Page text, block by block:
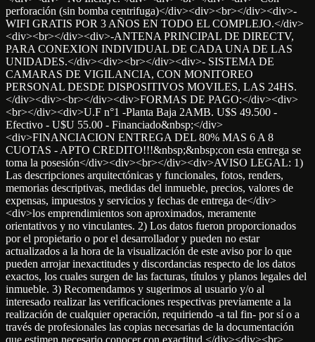
perforación (sin bomba centrifuga)</div><div><br></div><div>-
WIFI GRATIS POR 3 AÑOS EN TODO EL COMPLEJO.</div>
<div><br></div><div>-ANTENA PRINCIPAL DE DIRECTV,
PARA CONEXION INDIVIDUAL DE CADA UNA DE LAS
UNIDADES.</div><div><br></div><div>- SISTEMA DE
CAMARAS DE VIGILANCIA, CON MONITOREO
PERSONAL DESDE DISPOSITIVOS MOVILES, LAS 24HS.
</div><div><br></div><div>FORMAS DE PAGO:</div><div>
<br></div><div>U.F n°1 -Planta Baja 2AMB. U$S 49.500 -
Efectivo - U$U 55.00 - Financiado&nbsp;</div>
<div>FINANCIACION ENTREGA DEL 80% MAS 6 A 8
CUOTAS - APTO CREDITO!!!&nbsp;&nbsp;con esta entrega se
toma la posesión</div><div><br></div><div>AVISO LEGAL: 1)
Las descripciones arquitectónicas y funcionales, fotos, renders,
memorias descriptivas, medidas del inmueble, precios, valores de
expensas, impuestos y servicios y fechas de entrega de</div>
<div>los emprendimientos son aproximados, meramente
orientativos y no vinculantes. 2) Los datos fueron proporcionados
por el propietario o por el desarrollador y pueden no estar
actualizados a la hora de la visualización de este aviso por lo que
pueden arrojar inexactitudes y discordancias respecto de los datos
exactos, los cuales surgen de las facturas, títulos y planos legales del
inmueble. 3) Recomendamos y sugerimos al usuario y/o al
interesado realizar las verificaciones respectivas previamente a la
realización de cualquier operación, requiriendo -a tal fin- por sí o a
través de profesionales las copias necesarias de la documentación